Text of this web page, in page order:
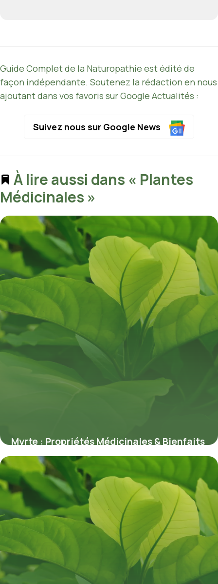
Guide Complet de la Naturopathie est édité de
façon indépendante. Soutenez la rédaction en nous
ajoutant dans vos favoris sur Google Actualités :
Suivez nous sur Google News
À lire aussi dans « Plantes
Médicinales »
Myrte : Propriétés Médicinales & Bienfaits
11 juillet 2026